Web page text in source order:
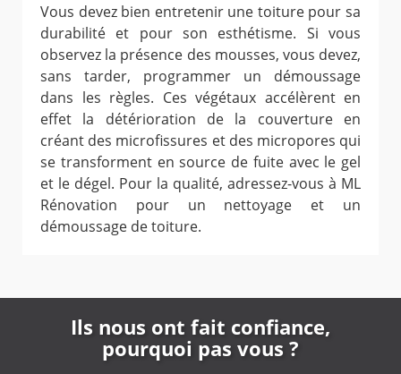
Vous devez bien entretenir une toiture pour sa
durabilité et pour son esthétisme. Si vous
observez la présence des mousses, vous devez,
sans tarder, programmer un démoussage
dans les règles. Ces végétaux accélèrent en
effet la détérioration de la couverture en
créant des microfissures et des micropores qui
se transforment en source de fuite avec le gel
et le dégel. Pour la qualité, adressez-vous à ML
Rénovation pour un nettoyage et un
démoussage de toiture.
Ils nous ont fait confiance,
pourquoi pas vous ?